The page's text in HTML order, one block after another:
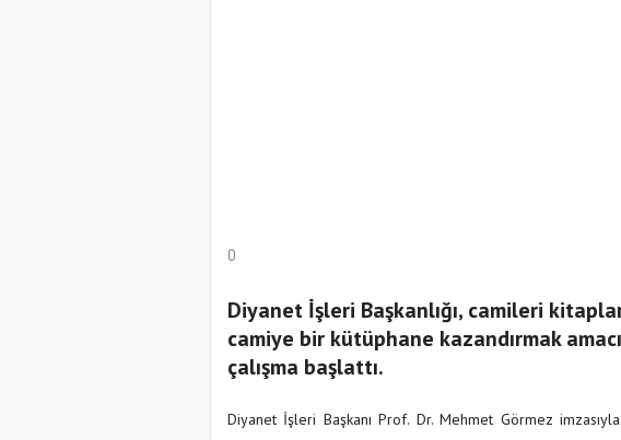
0
Diyanet İşleri Başkanlığı, camileri
camiye bir kütüphane kazandırmak
çalışma başlattı.
Diyanet İşleri Başkanı Prof. Dr. Mehmet Görmez